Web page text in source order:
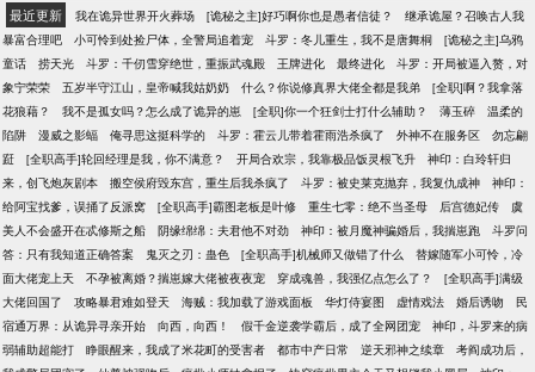
最近更新 我在诡异世界开火葬场 [诡秘之主]好巧啊你也是愚者信徒？
继承诡屋？召唤古人我
暴富合理吧
小可怜到处捡尸体，全警局追着宠 斗罗：冬儿重生，我不是唐舞桐
[诡秘之主]乌鸦
童话
捞天光 斗罗：千仞雪穿绝世，重振武魂殿 王牌进化 最终进化
斗罗：开局被逼入赘，对
象宁荣荣
五岁半守江山，皇帝喊我姑奶奶 什么？你说修真界大佬全都是我弟
[全职]啊？我拿落
花狼藉？
我不是孤女吗？怎么成了诡异的崽 [全职]你一个狂剑士打什么辅助？ 薄玉碎
温柔的
陷阱
漫威之影蝠 俺寻思这挺科学的 斗罗：霍云儿带着霍雨浩杀疯了 外神不在服务区
勿忘翩
跹
[全职高手]轮回经理是我，你不满意？ 开局合欢宗，我靠极品饭灵根飞升
神印：白玲轩归
来，创飞炮灰剧本
搬空侯府毁东宫，重生后我杀疯了 斗罗：被史莱克抛弃，我复仇成神
神印：
给阿宝找爹，误捅了反派窝
[全职高手]霸图老板是叶修 重生七零：绝不当圣母 后宫德妃传
虞
美人不会盛开在忒修斯之船
阴缘绵绵：夫君他不对劲 神印：被月魔神骗婚后，我揣崽跑
斗罗问
答：只有我知道正确答案
鬼灭之刃：蛊色 [全职高手]机械师又做错了什么
替嫁随军小可怜，冷
面大佬宠上天
不孕被离婚？揣崽嫁大佬被夜夜宠 穿成魂兽，我强亿点怎么了？
[全职高手]满级
大佬回国了
攻略暴君难如登天 海贼：我加载了游戏面板 华灯侍宴图 虚情戏法 婚后诱吻
民
宿通万界：从诡异寻亲开始
向西，向西！ 假千金逆袭学霸后，成了全网团宠
神印，斗罗来的病
弱辅助超能打
睁眼醒来，我成了米花町的受害者 都市中产日常 逆天邪神之续章
考阎成功后，